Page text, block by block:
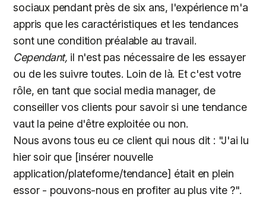
sociaux pendant près de six ans, l'expérience m'a
appris que les caractéristiques et les tendances
sont une condition préalable au travail.
Cependant, il n'est pas nécessaire de les essayer
ou de les suivre toutes. Loin de là. Et c'est votre
rôle, en tant que social media manager, de
conseiller vos clients pour savoir si une tendance
vaut la peine d'être exploitée ou non.
Nous avons tous eu ce client qui nous dit : "J'ai lu
hier soir que [insérer nouvelle
application/plateforme/tendance] était en plein
essor - pouvons-nous en profiter au plus vite ?".